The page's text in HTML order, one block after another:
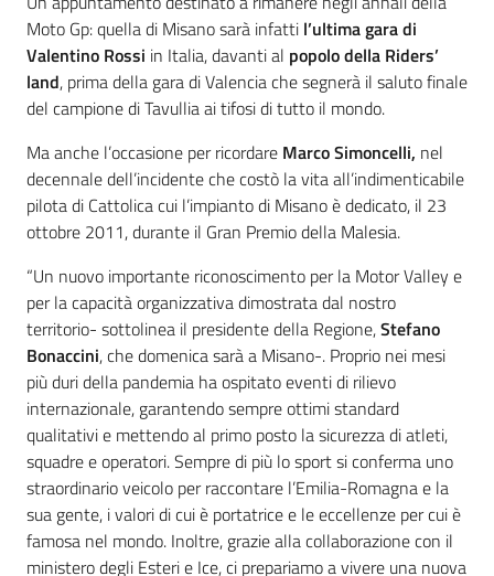
Moto Gp: quella di Misano sarà infatti l’ultima gara di
Valentino Rossi in Italia, davanti al popolo della Riders’
land, prima della gara di Valencia che segnerà il saluto finale
del campione di Tavullia ai tifosi di tutto il mondo.
Ma anche l’occasione per ricordare Marco Simoncelli, nel
decennale dell’incidente che costò la vita all’indimenticabile
pilota di Cattolica cui l’impianto di Misano è dedicato, il 23
ottobre 2011, durante il Gran Premio della Malesia.
“Un nuovo importante riconoscimento per la Motor Valley e
per la capacità organizzativa dimostrata dal nostro
territorio- sottolinea il presidente della Regione,Stefano
Bonaccini, che domenica sarà a Misano-. Proprio nei mesi
più duri della pandemia ha ospitato eventi di rilievo
internazionale, garantendo sempre ottimi standard
qualitativi e mettendo al primo posto la sicurezza di atleti,
squadre e operatori. Sempre di più lo sport si conferma uno
straordinario veicolo per raccontare l’Emilia-Romagna e la
sua gente, i valori di cui è portatrice e le eccellenze per cui è
famosa nel mondo. Inoltre, grazie alla collaborazione con il
ministero degli Esteri e Ice, ci prepariamo a vivere una nuova